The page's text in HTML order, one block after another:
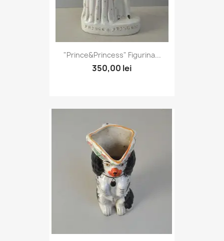
"Prince&Princess" Figurina...
350,00 lei